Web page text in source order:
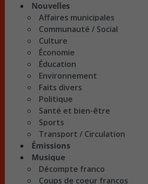
Nouvelles
Affaires municipales
Communauté / Social
Culture
Économie
Éducation
Environnement
Faits divers
Politique
Santé et bien-être
Sports
Transport / Circulation
Émissions
Musique
Décompte franco
Coups de coeur francos